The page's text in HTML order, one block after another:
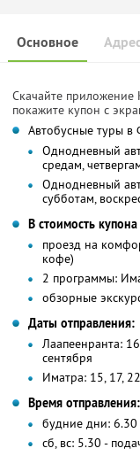
Основное
Скачайте приложение
покажите купон с
Автобусные туры
Однодневный
средам,
Однодневный
субботам,
В стоимость
проезд на
кофе)
2 программы:
обзорные
Даты отправления:
Лаапеенранта:
сентября
Иматра: 15, 17,
Время отправления:
будние дни: 6.30
сб, вс: 5.30 -